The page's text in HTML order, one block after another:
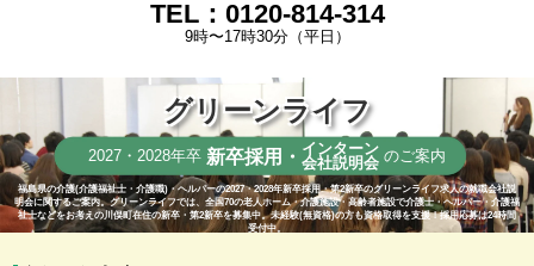
TEL：0120-814-314
9時〜17時30分（平日）
グリーンライフ
2027・2028年卒 新卒採用・ インターン
会社説明会 のご案内
福島県の介護(介護福祉士・介護職)・ヘルパーの2027・2028年新卒採用・第2新卒のグリーンライフ求人の就職会社説
明会に関するご案内。グリーンライフでは、全国70の老人ホーム・介護施設・高齢者施設で介護士・ヘルパー・介護福
祉士などをお考えの川俣町在住の新卒・第2新卒を募集中。未経験(無資格)の方も資格取得を支援！採用応募は24時間
受付中。